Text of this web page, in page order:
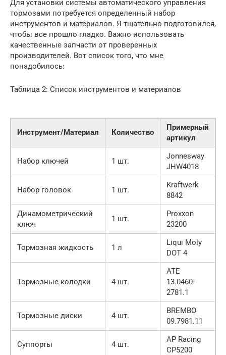
Для установки системы автоматического управления
тормозами потребуется определенный набор
инструментов и материалов. Я тщательно подготовился,
чтобы все прошло гладко. Важно использовать
качественные запчасти от проверенных
производителей. Вот список того, что мне
понадобилось:
Таблица 2: Список инструментов и материалов
Инструмент/Материал Количество
Примерный
артикул
Набор ключей 1 шт.
Jonnesway
JHW4018
Набор головок 1 шт.
Kraftwerk
8842
Динамометрический
ключ
1 шт.
Proxxon
23200
Тормозная жидкость 1 л
Liqui Moly
DOT 4
Тормозные колодки 4 шт.
ATE
13.0460-
2781.1
Тормозные диски 4 шт.
BREMBO
09.7981.11
Суппорты 4 шт.
AP Racing
CP5200